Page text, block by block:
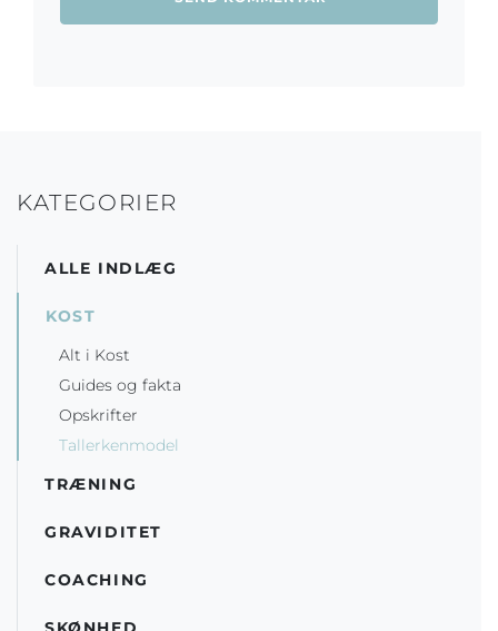
KATEGORIER
ALLE INDLÆG
KOST
Alt i Kost
Guides og fakta
Opskrifter
Tallerkenmodel
TRÆNING
GRAVIDITET
COACHING